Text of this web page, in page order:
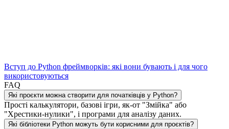
Вступ до Python фреймворків: які вони бувають і для чого
використовуються
FAQ
Які проєкти можна створити для початківців у Python?
Прості калькулятори, базові ігри, як-от "Змійка" або
"Хрестики-нулики", і програми для аналізу даних.
Які бібліотеки Python можуть бути корисними для проєктів?